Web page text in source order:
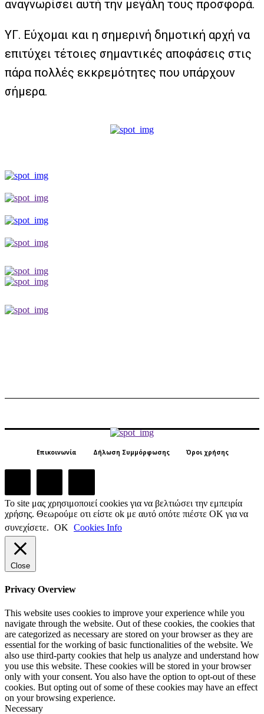
αναγνωρίσει αυτή την μεγάλη τους προσφορά.
ΥΓ. Εύχομαι και η σημερινή δημοτική αρχή να
επιτύχει τέτοιες σημαντικές αποφάσεις στις
πάρα πολλές εκκρεμότητες που υπάρχουν
σήμερα.
Επικοινωνία Δήλωση Συμμόρφωσης Όροι χρήσης
Το site μας χρησιμοποιεί cookies για να βελτιώσει την εμπειρία
χρήσης. Θεωρούμε οτι είστε ok με αυτό οπότε πιέστε ΟΚ για να
συνεχίσετε. ΟΚ Cookies Info
Close
Privacy Overview
This website uses cookies to improve your experience while you
navigate through the website. Out of these cookies, the cookies that
are categorized as necessary are stored on your browser as they are
essential for the working of basic functionalities of the website. We
also use third-party cookies that help us analyze and understand how
you use this website. These cookies will be stored in your browser
only with your consent. You also have the option to opt-out of these
cookies. But opting out of some of these cookies may have an effect
on your browsing experience.
Necessary